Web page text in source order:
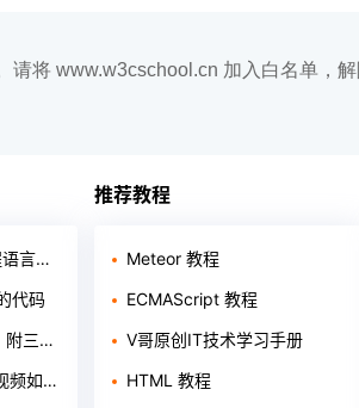
请将 www.w3cschool.cn 加入白名单，
TOP10
代码
法！
入页面
推荐教程
Meteor 教程
ECMAScript 教程
V哥原创IT技术学习手册
HTML 教程